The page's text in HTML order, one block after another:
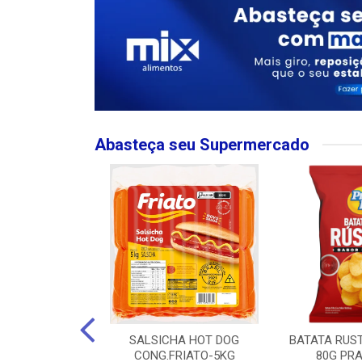
Abasteça seu Supermercado
SALSICHA HOT DOG
CONG.FRIATO-5KG
BATATA
80G